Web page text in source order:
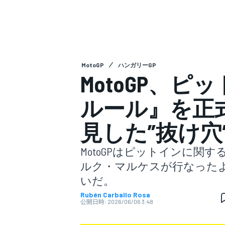
スーパーGT
MotoGP ハンガリーGP
MotoGP、ピ
ルール』を正
見した”抜け
MotoGPはピットインに関す
ルク・マルケスが行なった
いだ。
Rubén Carballo Rosa
公開日時: 2026/06/06 3:48